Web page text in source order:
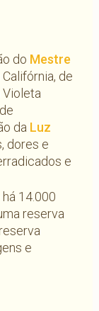
do Mestre
de
Violeta
da Luz
dores e
e
14.000
reserva
e